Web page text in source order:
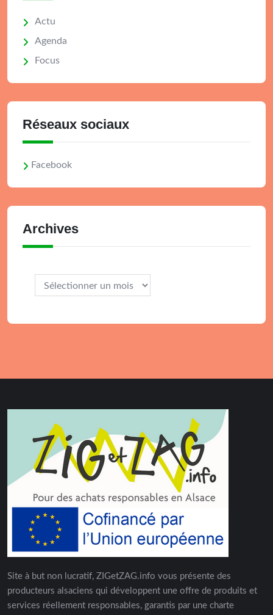
Actu
Agenda
Focus
Réseaux sociaux
Facebook
Archives
Site à but non lucratif, ZIGetZAG.info vous présente des
producteurs alsaciens qui développent une offre de produits et
services réellement responsables, garantis par une charte